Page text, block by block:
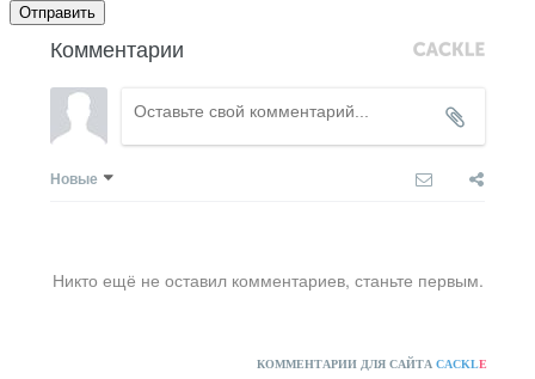
Отправить
Комментарии
Новые
Никто ещё не оставил комментариев, станьте первым.
КОММЕНТАРИИ ДЛЯ САЙТА CACKLE